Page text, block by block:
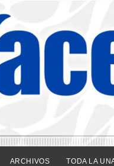
ARCHIVOS TODA LA